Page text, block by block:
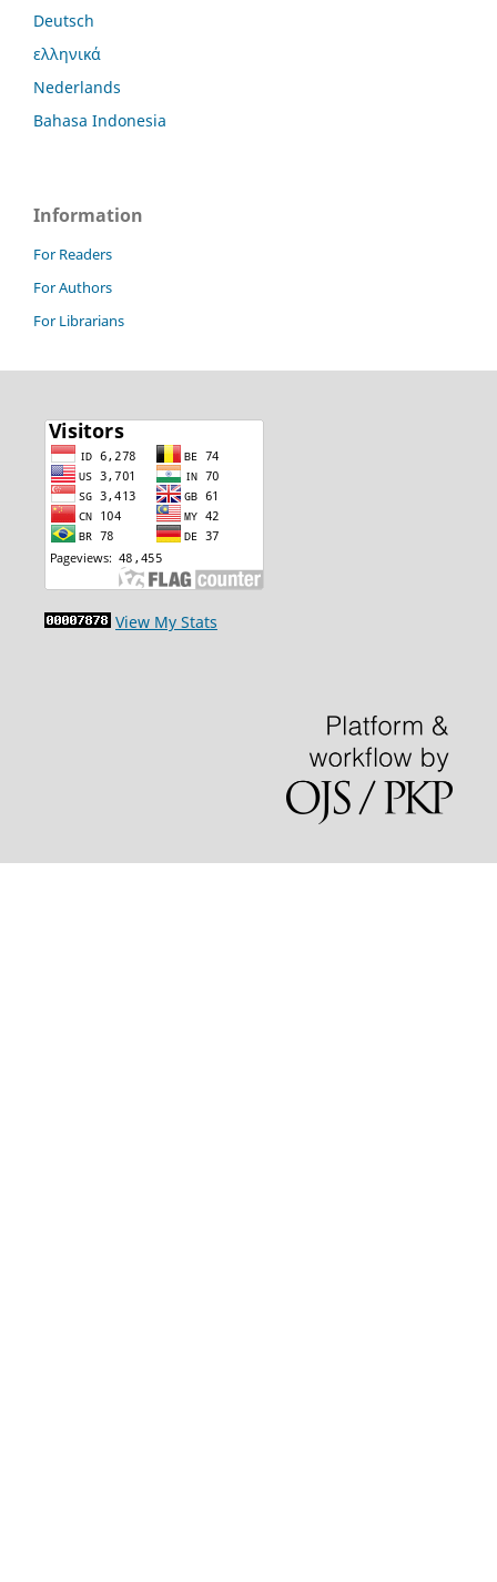
Deutsch
ελληνικά
Nederlands
Bahasa Indonesia
Information
For Readers
For Authors
For Librarians
View My Stats